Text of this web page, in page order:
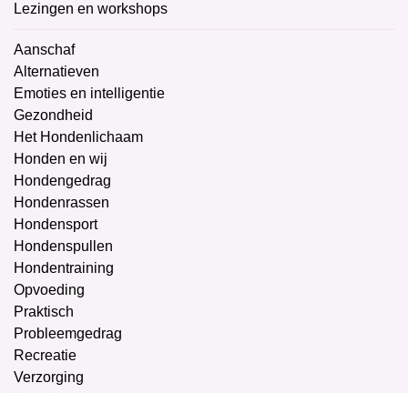
Lezingen en workshops
Aanschaf
Alternatieven
Emoties en intelligentie
Gezondheid
Het Hondenlichaam
Honden en wij
Hondengedrag
Hondenrassen
Hondensport
Hondenspullen
Hondentraining
Opvoeding
Praktisch
Probleemgedrag
Recreatie
Verzorging